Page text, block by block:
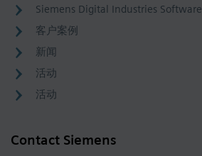
Siemens Digital Industries Software
客户案例
新闻
活动
活动
Contact Siemens